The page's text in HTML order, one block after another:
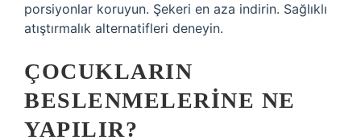
porsiyonlar koruyun. Şekeri en aza indirin. Sağlıklı
atıştırmalık alternatifleri deneyin.
ÇOCUKLARIN
BESLENMELERINE NE
YAPILIR?